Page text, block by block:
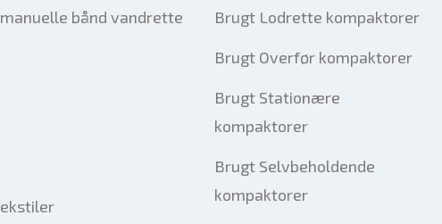
bånd vandrette
Brugt Lodrette kompaktorer
Brugt Overfør kompaktorer
Brugt Stationære
kompaktorer
Brugt Selvbeholdende
kompaktorer